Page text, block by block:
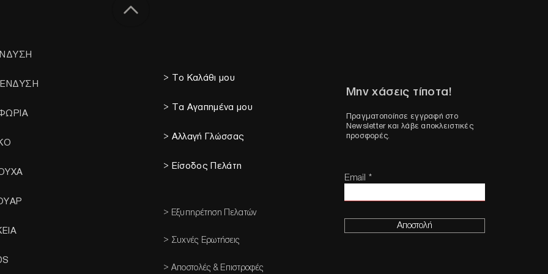
> Το Καλάθι μου
> Τα Αγαπημένα μου
> Αλλαγή Γλώσσας
> Είσοδος Πελάτη
> Εξυπηρέτηση Πελατών
> Συχνές Ερωτήσεις
> Αποστολές & Επιστροφές
Μην χάσεις τίποτα!
Πραγματοποίησε εγγραφή στο
Newsletter και λάβε αποκλειστικές
προσφορές.
Email
Αποστολή